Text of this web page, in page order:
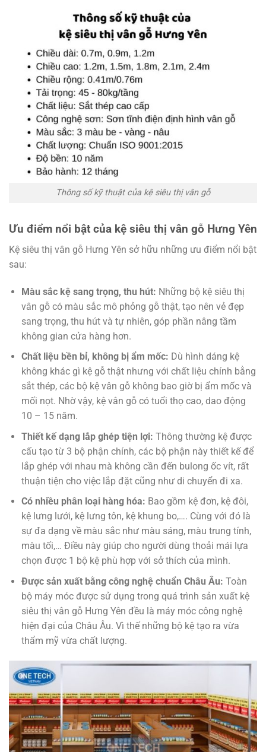
Thông số kỹ thuật của kệ siêu thị vân gỗ
Ưu điểm nổi bật của kệ siêu thị vân gỗ Hưng Yên
Kệ siêu thị vân gỗ Hưng Yên sở hữu những ưu điểm nổi bật
sau:
Màu sắc kệ sang trọng, thu hút: Những bộ kệ siêu thị
vân gỗ có màu sắc mô phỏng gỗ thật, tạo nên vẻ đẹp
sang trọng, thu hút và tự nhiên, góp phần nâng tầm
không gian cửa hàng hơn.
Chất liệu bền bỉ, không bị ẩm mốc: Dù hình dáng kệ
không khác gì kệ gỗ thật nhưng với chất liệu chính bằng
sắt thép, các bộ kệ vân gỗ không bao giờ bị ẩm mốc và
mối nọt. Nhờ vậy, kệ vân gỗ có tuổi thọ cao, dao động
10 – 15 năm.
Thiết kế dạng lắp ghép tiện lợi: Thông thường kệ được
cấu tạo từ 3 bộ phận chính, các bộ phận này thiết kế để
lắp ghép với nhau mà không cần đến bulong ốc vít, rất
thuận tiện cho việc lắp đặt cũng như di chuyển đi xa.
Có nhiều phân loại hàng hóa: Bao gồm kệ đơn, kệ đôi,
kệ lưng lưới, kệ lưng tôn, kệ khung bo,…. Cùng với đó là
sự đa dạng về màu sắc như màu sáng, màu trung tính,
màu tối,… Điều này giúp cho người dùng thoải mái lựa
chọn được 1 bộ kệ phù hợp với sở thích của mình.
Được sản xuất bằng công nghệ chuẩn Châu Âu: Toàn
bộ máy móc được sử dụng trong quá trình sản xuất kệ
siêu thị vân gỗ Hưng Yên đều là máy móc công nghệ
hiện đại của Châu Âu. Vì thế những bộ kệ tạo ra vừa
thẩm mỹ vừa chất lượng.